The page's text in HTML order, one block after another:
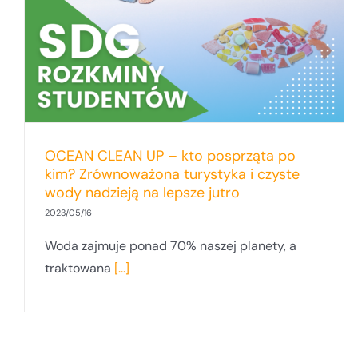
OCEAN CLEAN UP – kto posprząta po
kim? Zrównoważona turystyka i czyste
wody nadzieją na lepsze jutro
2023/05/16
Woda zajmuje ponad 70% naszej planety, a
traktowana [...]